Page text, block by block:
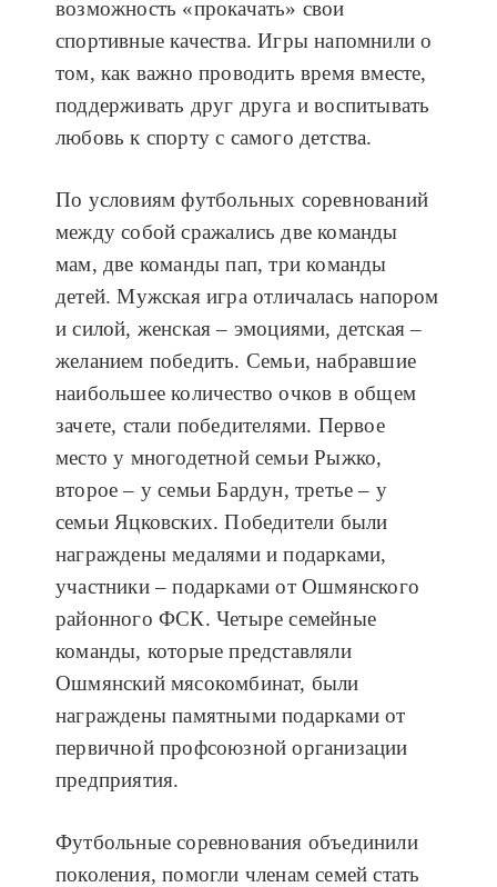
возможность «прокачать» свои
спортивные качества. Игры напомнили о
том, как важно проводить время вместе,
поддерживать друг друга и воспитывать
любовь к спорту с самого детства.
По условиям футбольных соревнований
между собой сражались две команды
мам, две команды пап, три команды
детей. Мужская игра отличалась напором
и силой, женская – эмоциями, детская –
желанием победить. Семьи, набравшие
наибольшее количество очков в общем
зачете, стали победителями. Первое
место у многодетной семьи Рыжко,
второе – у семьи Бардун, третье – у
семьи Яцковских. Победители были
награждены медалями и подарками,
участники – подарками от Ошмянского
районного ФСК. Четыре семейные
команды, которые представляли
Ошмянский мясокомбинат, были
награждены памятными подарками от
первичной профсоюзной организации
предприятия.
Футбольные соревнования объединили
поколения, помогли членам семей стать